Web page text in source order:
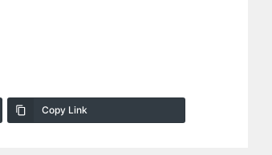
Copy Link